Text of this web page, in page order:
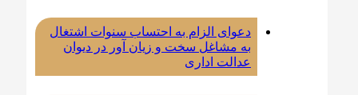
دعوای الزام به احتساب سنوات اشتغال
به مشاغل سخت و زیان آور در دیوان
عدالت اداری